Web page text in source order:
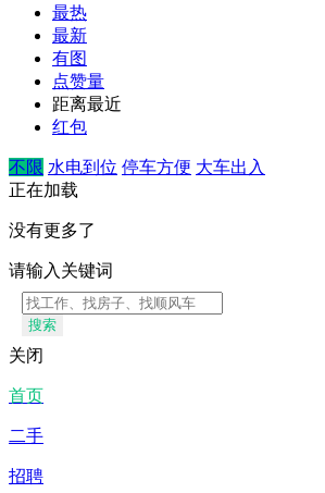
最热
最新
有图
点赞量
距离最近
红包
不限 水电到位 停车方便 大车出入
正在加载
没有更多了
请输入关键词
搜索
关闭
首页
二手
招聘